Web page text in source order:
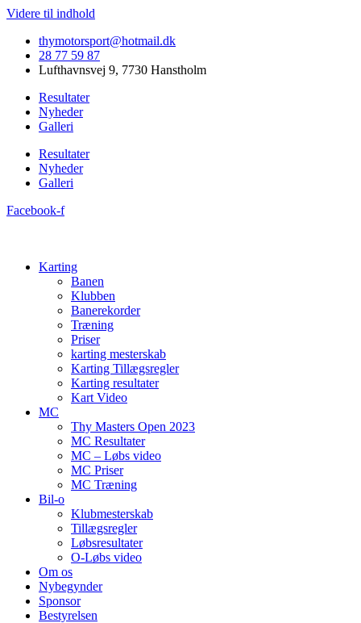
Videre til indhold
thymotorsport@hotmail.dk
28 77 59 87
Lufthavnsvej 9, 7730 Hanstholm
Resultater
Nyheder
Galleri
Resultater
Nyheder
Galleri
Facebook-f
Karting
Banen
Klubben
Banerekorder
Træning
Priser
karting mesterskab
Karting Tillægsregler
Karting resultater
Kart Video
MC
Thy Masters Open 2023
MC Resultater
MC – Løbs video
MC Priser
MC Træning
Bil-o
Klubmesterskab
Tillægsregler
Løbsresultater
O-Løbs video
Om os
Nybegynder
Sponsor
Bestyrelsen